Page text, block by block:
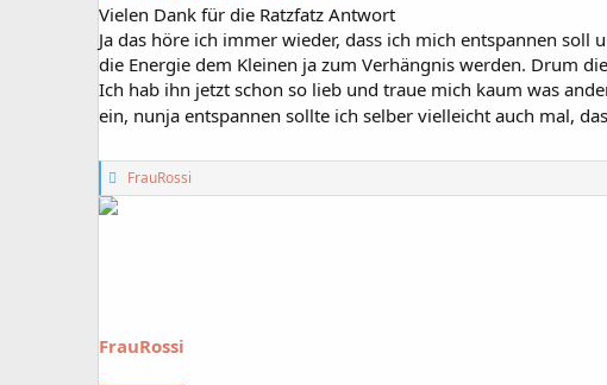
Vielen Dank für die Ratzfatz Antwort
Ja das höre ich immer wieder, dass ich mich entspannen
die Energie dem Kleinen ja zum Verhängnis werden. Drum
Ich hab ihn jetzt schon so lieb und traue mich kaum was
ein, nunja entspannen sollte ich selber vielleicht auch mal,
G
e
r
FrauRossi
FrauRossi